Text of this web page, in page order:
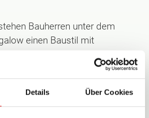
Details Über Cookies
Bauherren unter dem
einen Baustil mit
fehlende Schrägen
aus. All das lässt
auf einer Ebene
des Bungalows ist